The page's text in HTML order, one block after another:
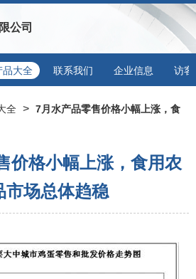
公司
品大全 联系我们 企业信息 访客
全 > 7月水产品零售价格小幅上涨，食
价格小幅上涨，食用农
市场总体趋稳